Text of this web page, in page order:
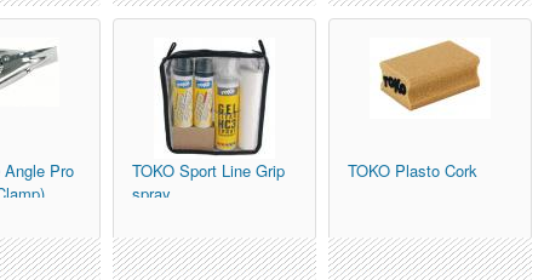
Angle Pro
TOKO Sport Line Grip
spray
TOKO Plasto Cork